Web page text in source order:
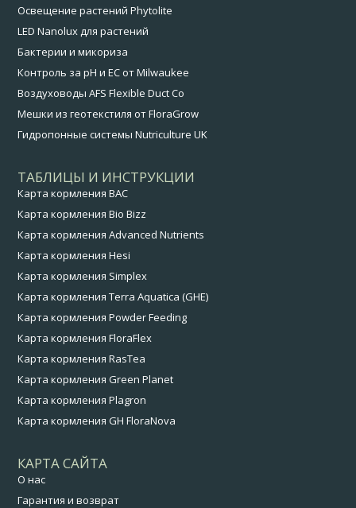
Освещение растений Phytolite
LED Nanolux для растений
Бактерии и микориза
Контроль за pH и EC от Milwaukee
Воздуховоды AFS Flexible Duct Co
Мешки из геотекстиля от FloraGrow
Гидропонные системы Nutriculture UK
ТАБЛИЦЫ И ИНСТРУКЦИИ
Карта кормления BAC
Карта кормления Bio Bizz
Карта кормления Advanced Nutrients
Карта кормления Hesi
Карта кормления Simplex
Карта кормления Terra Aquatica (GHE)
Карта кормления Powder Feeding
Карта кормления FloraFlex
Карта кормления RasTea
Карта кормления Green Planet
Карта кормления Plagron
Карта кормления GH FloraNova
КАРТА САЙТА
О нас
Гарантия и возврат